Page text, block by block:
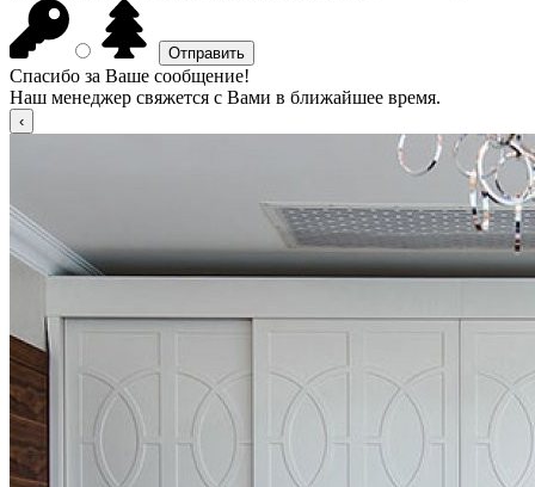
Спасибо за Ваше сообщение!
Наш менеджер свяжется с Вами в ближайшее время.